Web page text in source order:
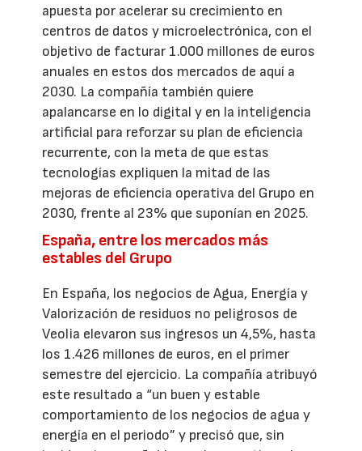
apuesta por acelerar su crecimiento en
centros de datos y microelectrónica, con el
objetivo de facturar 1.000 millones de euros
anuales en estos dos mercados de aquí a
2030. La compañía también quiere
apalancarse en lo digital y en la inteligencia
artificial para reforzar su plan de eficiencia
recurrente, con la meta de que estas
tecnologías expliquen la mitad de las
mejoras de eficiencia operativa del Grupo en
2030, frente al 23% que suponían en 2025.
España, entre los mercados más
estables del Grupo
En España, los negocios de Agua, Energía y
Valorización de residuos no peligrosos de
Veolia elevaron sus ingresos un 4,5%, hasta
los 1.426 millones de euros, en el primer
semestre del ejercicio. La compañía atribuyó
este resultado a “un buen y estable
comportamiento de los negocios de agua y
energía en el periodo” y precisó que, sin